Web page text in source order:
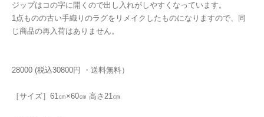
ジップはコの字に開くので出し入れがしやすくなっています。
1点ものの古い手織りのラグをリメイクしたものになりますので、同
じ商品の再入荷はありません。
28000 (税込30800円 ・送料無料）
［サイズ］61㎝×60㎝ 高さ21㎝